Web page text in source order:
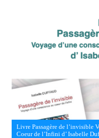
Livre Passagère de l’invisible
Coeur de l’Infini d’ Isabelle